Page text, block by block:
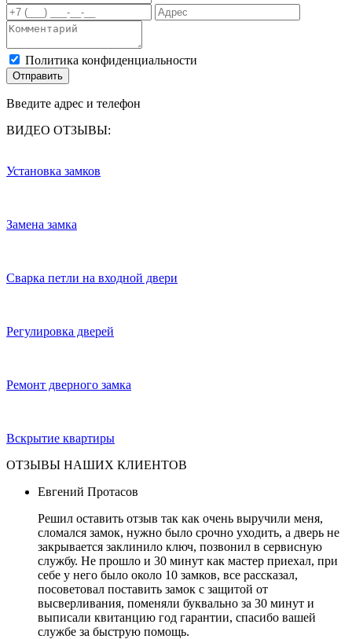
Политика конфиденциальности
Отправить
Введите адрес и телефон
ВИДЕО ОТЗЫВЫ:
Установка замков
Замена замка
Сварка петли на входной двери
Регулировка дверей
Ремонт дверного замка
Вскрытие квартиры
ОТЗЫВЫ НАШИХ КЛИЕНТОВ
Евгений Протасов
Решил оставить отзыв так как очень выручили меня,
сломался замок, нужно было срочно уходить, а дверь не
закрывается заклинило ключ, позвонил в сервисную
службу. Не прошло и 30 минут как мастер приехал, при
себе у него было около 10 замков, все рассказал,
посоветовал поставить замок с защитой от
высверливания, поменяли буквально за 30 минут и
выписали квитанцию год гарантии, спасибо вашей
службе за быструю помощь.